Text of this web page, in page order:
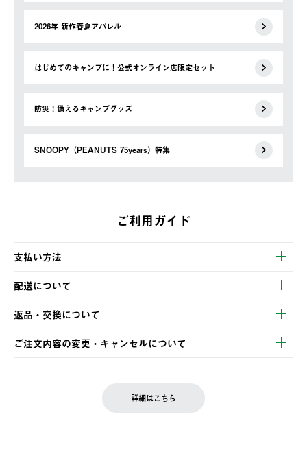
2026年 新作春夏アパレル
はじめてのキャンプに！公式オンライン店限定セット
防災！備えるキャンプグッズ
SNOOPY（PEANUTS 75years）特集
ご利用ガイド
支払い方法
以下のいずれかの方法でお支払いいただけます。
・クレジットカード決済
・コンビニ決済
・Pay-easy決済
配送について
【発送スケジュール】
ご注文・ご入金完了より2営業日以内に商品を発送いたします。
土日祝の発送はございませんので、木曜日以降のご注文は週明け
の発送となる場合がございます。
返品・交換について
※お客様都合の場合
お客様都合の返品にかかる送料は、お客様ご負担とさせていただ
ご注文内容の変更・キャンセルについて
LOGOS FAMILY会員の方は、会員マイページ内 購入履歴画面に
詳細はこちら